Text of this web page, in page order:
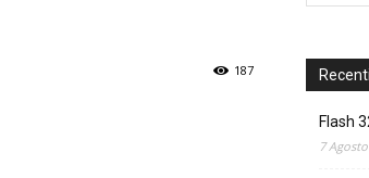
187 Recenti
Flash
7